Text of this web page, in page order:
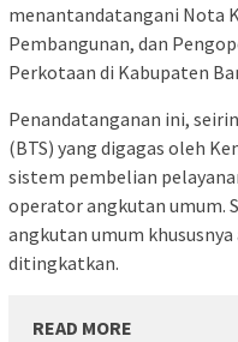
menantandatangani Nota
Pembangunan, dan
Perkotaan di Kabupaten
Penandatanganan ini,
(BTS) yang digagas oleh
sistem pembelian
operator angkutan umum.
angkutan umum
ditingkatkan.
READ MORE